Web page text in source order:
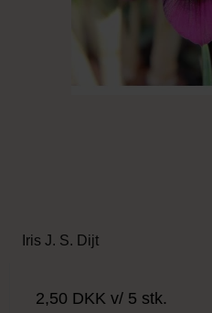
Iris J. S. Dijt
2,50 DKK v/ 5 stk.